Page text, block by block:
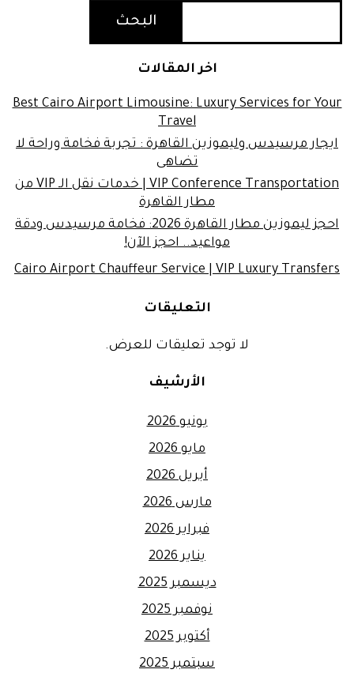
البحث
اخر المقالات
Best Cairo Airport Limousine: Luxury Services for Your
Travel
ايجار مرسيدس وليموزين القاهرة : تجربة فخامة وراحة لا
تضاهى
VIP Conference Transportation | خدمات نقل الـ VIP من
مطار القاهرة
احجز ليموزين مطار القاهرة 2026: فخامة مرسيدس ودقة
مواعيد.. احجز الآن!
Cairo Airport Chauffeur Service | VIP Luxury Transfers
التعليقات
لا توجد تعليقات للعرض.
الأرشيف
يونيو 2026
مايو 2026
أبريل 2026
مارس 2026
فبراير 2026
يناير 2026
ديسمبر 2025
نوفمبر 2025
أكتوبر 2025
سبتمبر 2025